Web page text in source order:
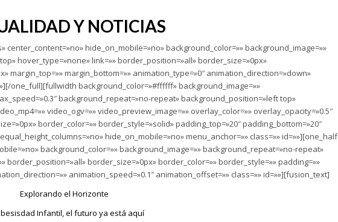
Y NOTICIAS
hide_on_mobile=»no» background_color=»» background_image=»»
hover_type=»none» link=»» border_position=»all» border_size=»0px»
margin_top=»» margin_bottom=»» animation_type=»0″ animation_direction=»down»
one_full][fullwidth background_color=»#ffffff» background_image=»»
background_repeat=»no-repeat» background_position=»left top»
video_ogv=»» video_preview_image=»» overlay_color=»» overlay_opacity=»0.5″
border_color=»» border_style=»solid» padding_top=»20″ padding_bottom=»20″
hide_on_mobile=»no» menu_anchor=»» class=»» id=»»][one_half
background_color=»» background_image=»» background_repeat=»no-repeat»
border_size=»0px» border_color=»» border_style=»» padding=»»
animation_speed=»0.1″ animation_offset=»» class=»» id=»»][fusion_text]
Explorando el Horizonte
Infantil, el futuro ya está aquí